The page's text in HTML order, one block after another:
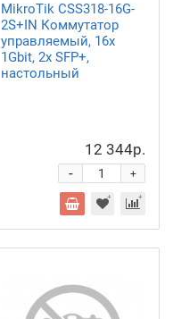
MikroTik CSS318-16G-
2S+IN Коммутатор
управляемый, 16x
1Gbit, 2x SFP+,
настольный
12 344р.
+
-